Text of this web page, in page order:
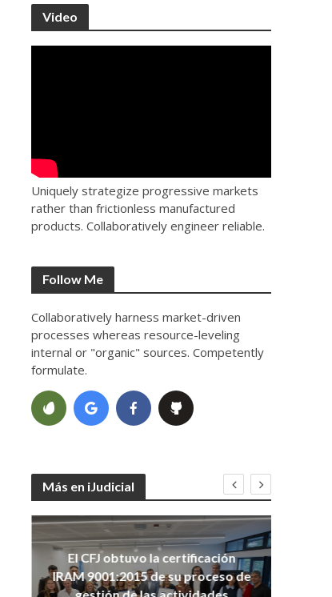
Video
Uniquely strategize progressive markets
rather than frictionless manufactured
products. Collaboratively engineer reliable.
Follow Me
Collaboratively harness market-driven
processes whereas resource-leveling
internal or "organic" sources. Competently
formulate.
Más en iJudicial
El CFJ obtuvo la certificación
IRAM 9001:2015 de su proceso de